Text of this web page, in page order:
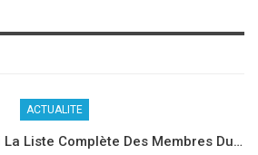
ACTUALITE
Liste Complète Des Membres Du…